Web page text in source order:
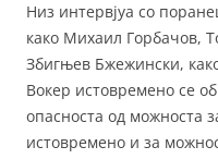
Низ интервјуа со
како Михаил Горбачов,
Збигњев Бжежински,
Вокер истовремено се
опасноста од можноста
истовремено и за